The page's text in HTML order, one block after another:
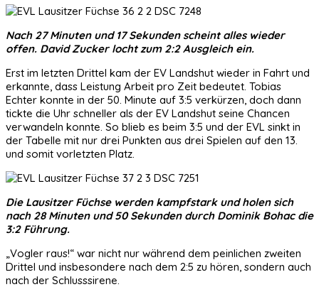
Nach 27 Minuten und 17 Sekunden scheint alles wieder
offen. David Zucker locht zum 2:2 Ausgleich ein.
Erst im letzten Drittel kam der EV Landshut wieder in Fahrt und
erkannte, dass Leistung Arbeit pro Zeit bedeutet. Tobias
Echter konnte in der 50. Minute auf 3:5 verkürzen, doch dann
tickte die Uhr schneller als der EV Landshut seine Chancen
verwandeln konnte. So blieb es beim 3:5 und der EVL sinkt in
der Tabelle mit nur drei Punkten aus drei Spielen auf den 13.
und somit vorletzten Platz.
Die Lausitzer Füchse werden kampfstark und holen sich
nach 28 Minuten und 50 Sekunden durch Dominik Bohac die
3:2 Führung.
„Vogler raus!“ war nicht nur während dem peinlichen zweiten
Drittel und insbesondere nach dem 2:5 zu hören, sondern auch
nach der Schlusssirene.